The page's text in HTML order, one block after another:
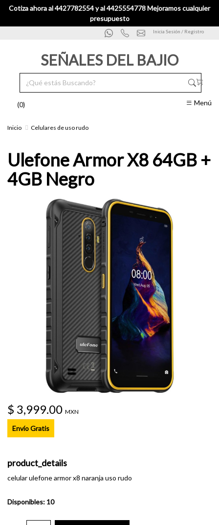
Cotiza ahora al 4427782554 y al 4425554778 Mejoramos cualquier
presupuesto
Inicia Sesión / Registro
SEÑALES DEL BAJIO
Menú
(0)
Inicio Celulares de uso rudo
Ulefone Armor X8 64GB +
4GB Negro
$ 3,999.00 MXN
Envío Gratis
product_details
celular ulefone armor x8 naranja uso rudo
Disponibles: 10